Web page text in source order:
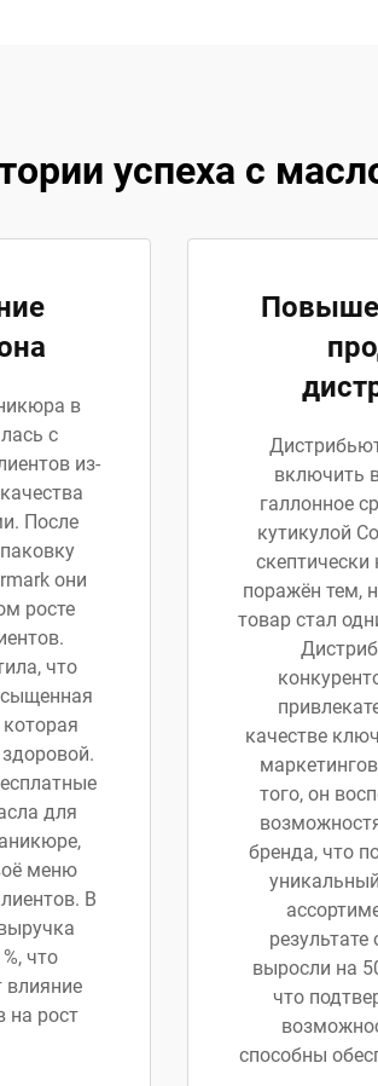
успеха с
в
с
из-
После
они
росте
что
для
меню
В
что
влияние
на рост
включить
галлонное
кутикулой
поражён тем,
товар стал
качестве
того, он
бренда, что
выросли на
что
способны